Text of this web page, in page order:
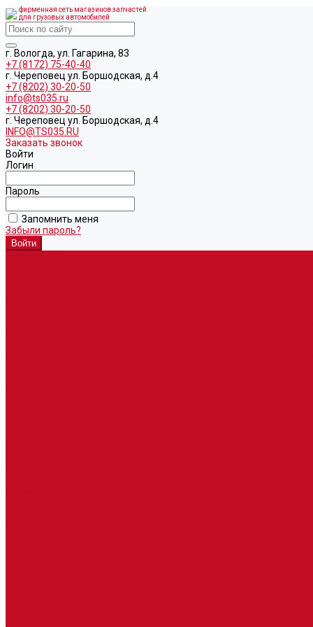
фирменная сеть магазинов запчастей
для грузовых автомобилей
г. Вологда, ул. Гагарина, 83
+7 (8172) 75-40-40
г. Череповец ул. Боршодская, д.4
+7 (8202) 30-20-50
info@ts035.ru
+7 (8202) 30-20-50
г. Череповец ул. Боршодская, д.4
INFO@TS035.RU
Заказать звонок
Войти
Логин
Пароль
Запомнить меня
Забыли пароль?